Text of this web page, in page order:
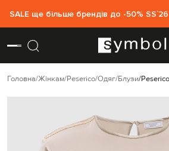
SALE ще більше брендів до -50% SS`26
Головна Жінкам Peserico Одяг Блузи